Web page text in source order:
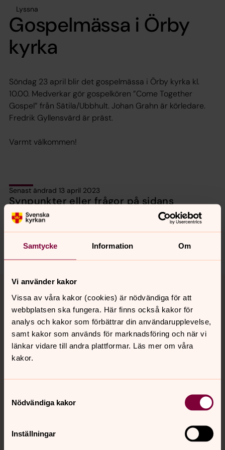
Samtycke Information Om
Vi använder kakor
Vissa av våra kakor (cookies) är nödvändiga för att
webbplatsen ska fungera. Här finns också kakor för
analys och kakor som förbättrar din användarupplevelse,
samt kakor som används för marknadsföring och när vi
länkar vidare till andra plattformar. Läs mer om våra
kakor.
Nödvändiga kakor
Inställningar
Lyssna
Gospelmässa i Örby
kyrka
Söndag 23 april blir det gospelmässa i Örby kyrka kl.
10.00. Medverkar gör gospelkören ”Come Together
Gospel” från Sätila/Ubbhult. Johan Grahn är körledare.
Fredrik Gyllensvärd är präst.
Varmt välkommen!
Senast ändrad 13 april 2023
Synpunkter eller frågor på sidans
innehåll?
orbyskeneforsamling@svenskakyrkan.se
Dela
Tillbaka till toppen
Tillbaka till innehållet
Kontakt
Hitta snabbt
Sociala kanaler